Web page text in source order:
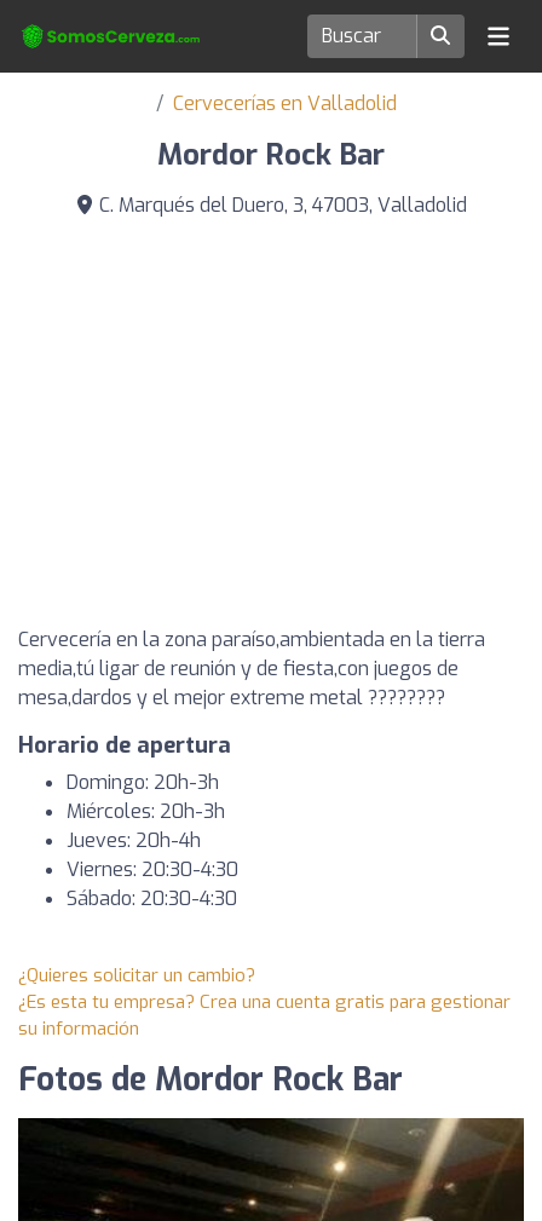
Cervecerías en Valladolid
Mordor Rock Bar
C. Marqués del Duero, 3, 47003, Valladolid
Cervecería en la zona paraíso,ambientada en la tierra
media,tú ligar de reunión y de fiesta,con juegos de
mesa,dardos y el mejor extreme metal ????????
Horario de apertura
Domingo: 20h-3h
Miércoles: 20h-3h
Jueves: 20h-4h
Viernes: 20:30-4:30
Sábado: 20:30-4:30
¿Quieres solicitar un cambio?
¿Es esta tu empresa? Crea una cuenta gratis para gestionar
su información
Fotos de Mordor Rock Bar